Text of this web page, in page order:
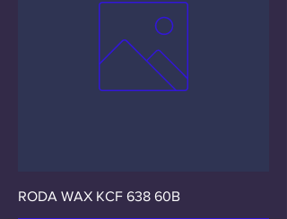
RODA WAX KCF 638 60B